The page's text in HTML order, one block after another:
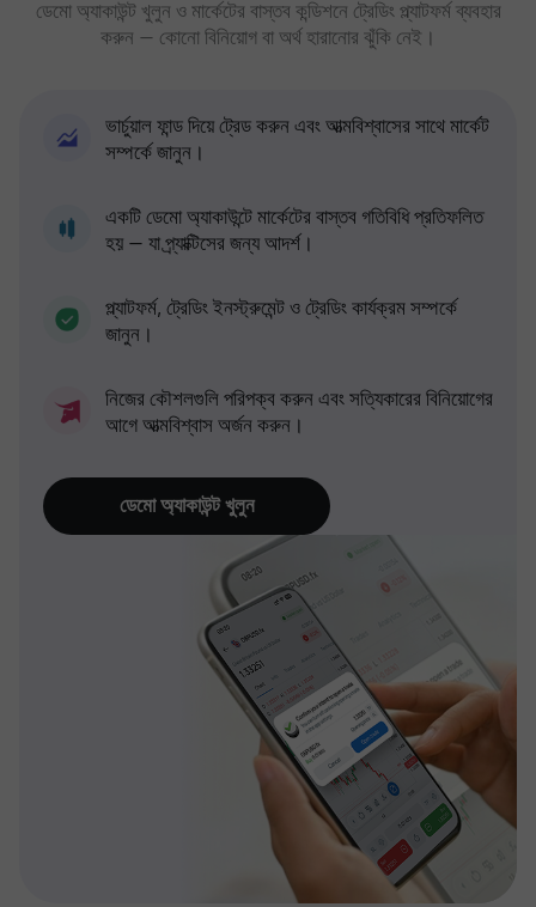
ডেমো অ্যাকাউন্ট খুলুন ও মার্কেটের বাস্তব কন্ডিশনে ট্রেডিং প্ল্যাটফর্ম ব্যবহার
করুন — কোনো বিনিয়োগ বা অর্থ হারানোর ঝুঁকি নেই।
ভার্চুয়াল ফান্ড দিয়ে ট্রেড করুন এবং আত্মবিশ্বাসের সাথে মার্কেট
সম্পর্কে জানুন।
একটি ডেমো অ্যাকাউন্টে মার্কেটের বাস্তব গতিবিধি প্রতিফলিত
হয় — যা প্র্যাক্টিসের জন্য আদর্শ।
প্ল্যাটফর্ম, ট্রেডিং ইনস্ট্রুমেন্ট ও ট্রেডিং কার্যক্রম সম্পর্কে
জানুন।
নিজের কৌশলগুলি পরিপক্ব করুন এবং সত্যিকারের বিনিয়োগের
আগে আত্মবিশ্বাস অর্জন করুন।
ডেমো অ্যাকাউন্ট খুলুন